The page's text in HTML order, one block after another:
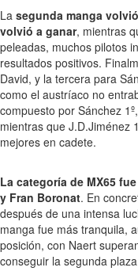
La segunda manga
volvió a ganar, mientras
peleadas, muchos pilotos
resultados positivos.
David, y la tercera para
como el austríaco no
compuesto por Sánchez
mientras que J.D.Jiménez
mejores en cadete.
La categoría de MX65
y Fran Boronat. En
después de una intensa
manga fue más tranquila,
posición, con Naert
conseguir la segunda